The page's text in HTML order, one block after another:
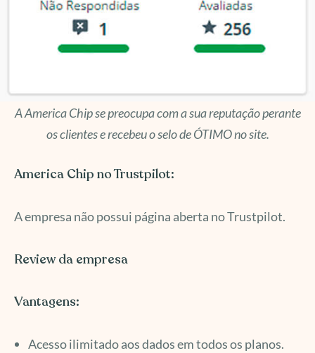
A America Chip se preocupa com a sua reputação perante
os clientes e recebeu o selo de ÓTIMO no site.
America Chip no Trustpilot:
A empresa não possui página aberta no Trustpilot.
Review da empresa
Vantagens:
Acesso ilimitado aos dados em todos os planos.